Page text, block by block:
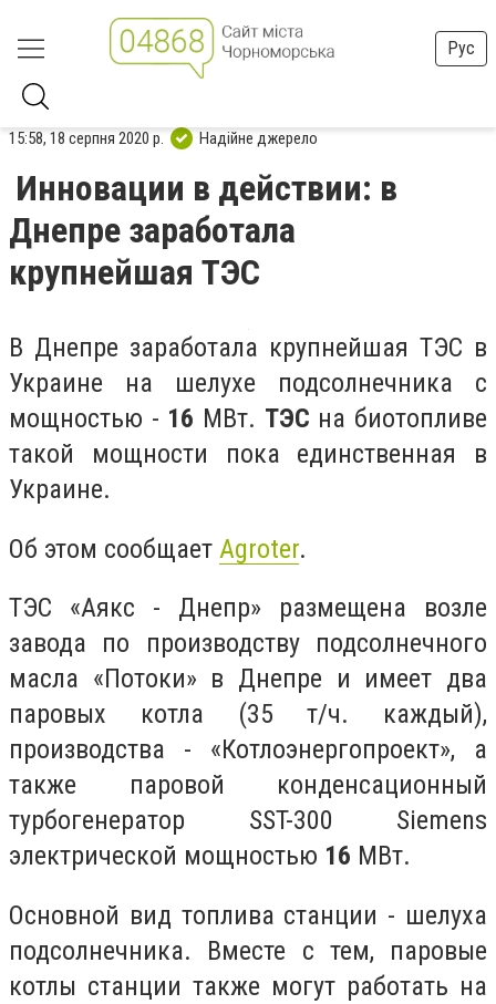
Рус
15:58, 18 серпня 2020 р. Надійне джерело
Инновации в действии: в
Днепре заработала
крупнейшая ТЭС
В Днепре заработала крупнейшая ТЭС в
Украине на шелухе подсолнечника с
мощностью - 16 МВт. ТЭС на биотопливе
такой мощности пока единственная в
Украине.
Об этом сообщает Аgroter.
ТЭС «Аякс - Днепр» размещена возле
завода по производству подсолнечного
масла «Потоки» в Днепре и имеет два
паровых котла (35 т/ч. каждый),
производства - «Котлоэнергопроект», а
также паровой конденсационный
турбогенератор SST-300 Siemens
электрической мощностью 16 МВт.
Основной вид топлива станции - шелуха
подсолнечника. Вместе с тем, паровые
котлы станции также могут работать на